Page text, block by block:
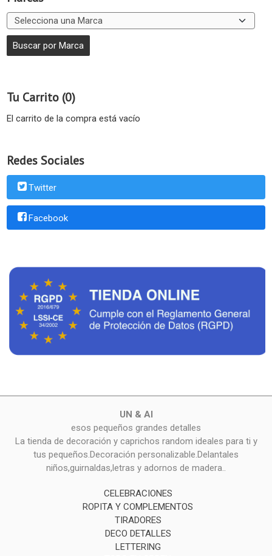
Tu Carrito (0)
El carrito de la compra está vacío
Redes Sociales
Twitter
Facebook
UN & AI
esos pequeños grandes detalles
La tienda de decoración y caprichos random ideales para ti y
tus pequeños.Decoración personalizable.Delantales
niños,guirnaldas,letras y adornos de madera..
CELEBRACIONES
ROPITA Y COMPLEMENTOS
TIRADORES
DECO DETALLES
LETTERING